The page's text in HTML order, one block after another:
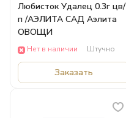
Любисток Удалец 0.3г цв/
п /АЭЛИТА САД Аэлита
ОВОЩИ
Нет в наличии Штучно
Заказать